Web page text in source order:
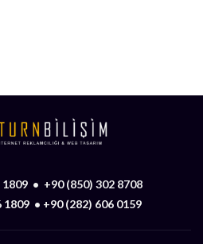
1809 • +90 (850) 302 8708
1809• +90 (282) 606 0159